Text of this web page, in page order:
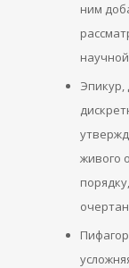
ним
Эпикур,
живого